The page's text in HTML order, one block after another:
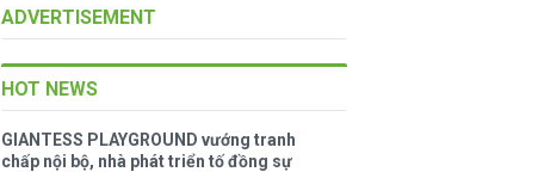
ADVERTISEMENT
HOT NEWS
GIANTESS PLAYGROUND vướng tranh
chấp nội bộ, nhà phát triển tố đồng sự